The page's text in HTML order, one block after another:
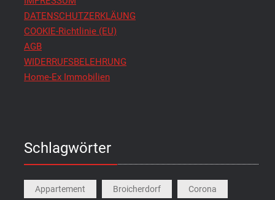
DATENSCHUTZERKLÄUNG
COOKIE-Richtlinie (EU)
AGB
WIDERRUFSBELEHRUNG
Home-Ex Immobilien
Schlagwörter
Appartement Broicherdorf Corona